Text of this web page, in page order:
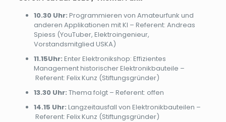
10.30 Uhr: Programmieren von Amateurfunk und
anderen Applikationen mit KI – Referent: Andreas
Spiess (YouTuber, Elektroingenieur,
Vorstandsmitglied USKA)
11.15Uhr: Enter Elektronikshop: Effizientes
Management historischer Elektronikbauteile –
Referent: Felix Kunz (Stiftungsgründer)
13.30 Uhr: Thema folgt – Referent: offen
14.15 Uhr: Langzeitausfall von Elektronikbauteilen –
Referent: Felix Kunz (Stiftungsgründer)